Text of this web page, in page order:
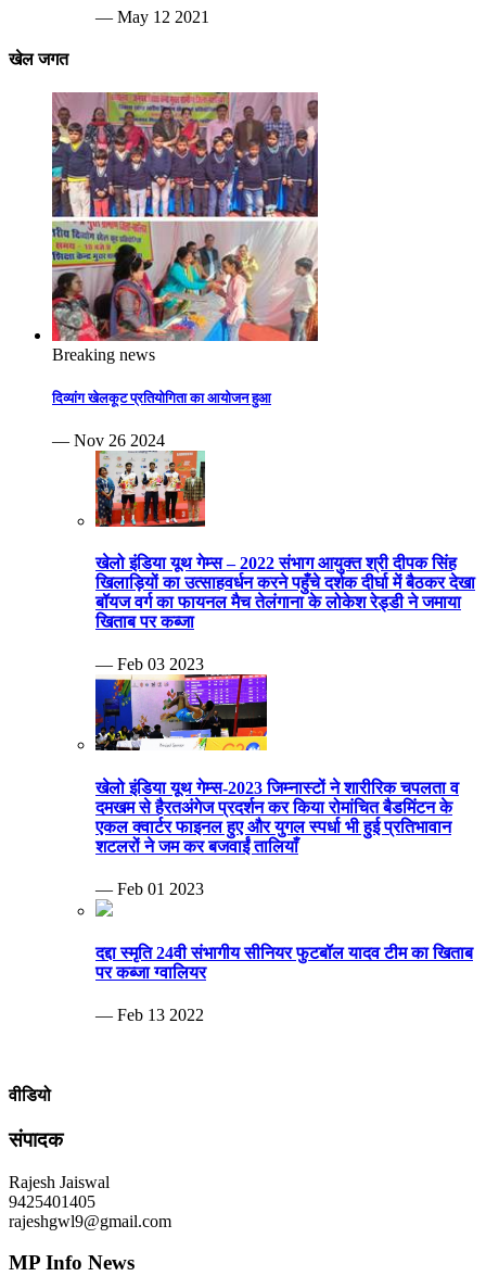
— May 12 2021
खेल जगत
Breaking news
दिव्यांग खेलकूट प्रतियोगिता का आयोजन हुआ
— Nov 26 2024
खेलो इंडिया यूथ गेम्स – 2022 संभाग आयुक्त श्री दीपक सिंह
खिलाड़ियों का उत्साहवर्धन करने पहुँचे दर्शक दीर्घा में बैठकर देखा
बॉयज वर्ग का फायनल मैच तेलंगाना के लोकेश रेड्डी ने जमाया
खिताब पर कब्जा
— Feb 03 2023
खेलो इंडिया यूथ गेम्स-2023 जिम्नास्टों ने शारीरिक चपलता व
दमखम से हैरतअंगेज प्रदर्शन कर किया रोमांचित बैडमिंटन के
एकल क्वार्टर फाइनल हुए और युगल स्पर्धा भी हुई प्रतिभावान
शटलरों ने जम कर बजवाईं तालियाँ
— Feb 01 2023
दद्दा स्मृति 24वी संभागीय सीनियर फुटबॉल यादव टीम का खिताब
पर कब्जा ग्वालियर
— Feb 13 2022
वीडियो
संपादक
Rajesh Jaiswal
9425401405
rajeshgwl9@gmail.com
MP Info News